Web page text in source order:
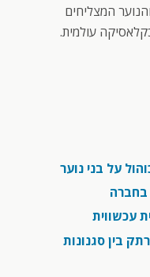
המצליחים
עולמית.
על בני נוער
בחברה
עכשווית
בין סגנונות